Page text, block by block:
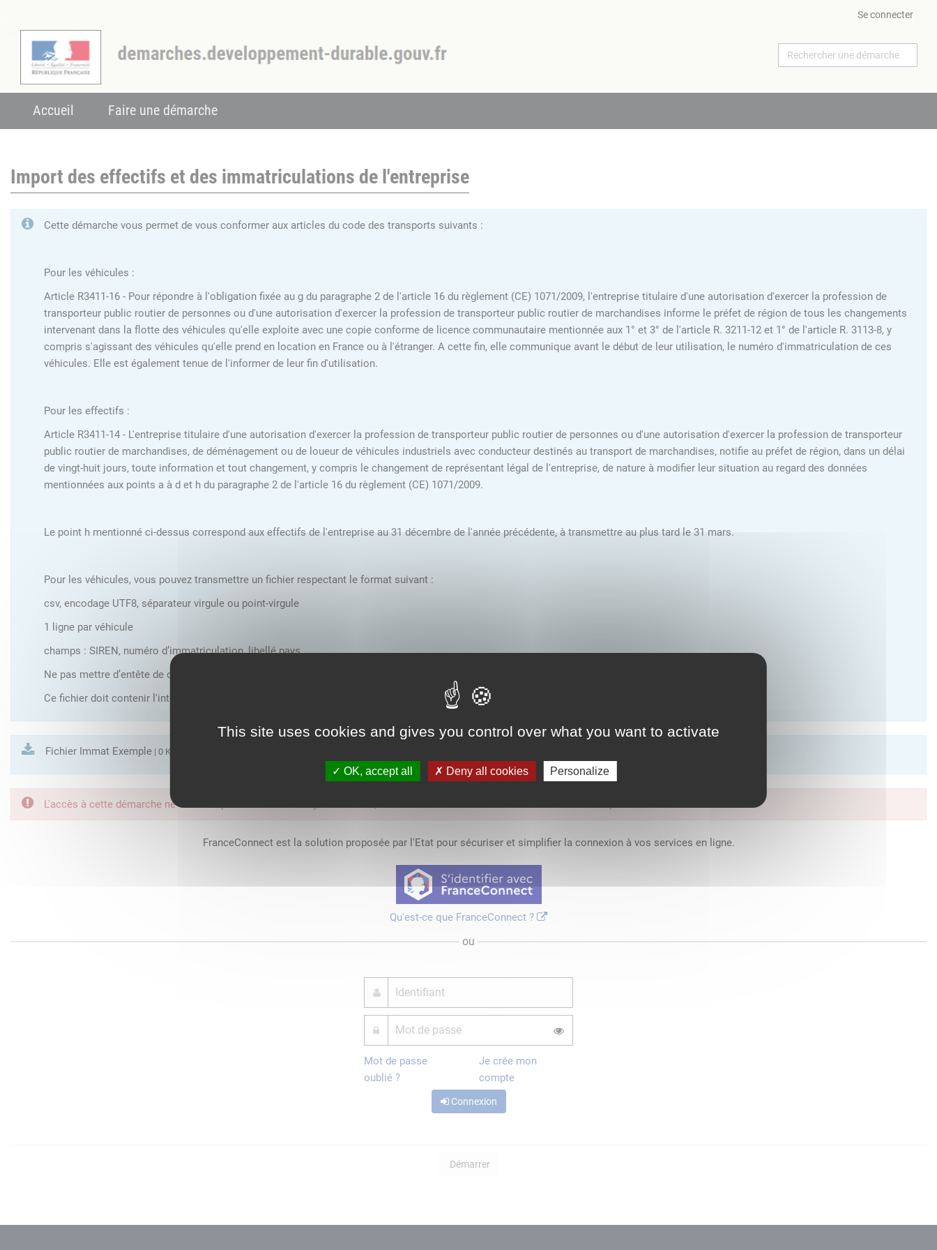
This site uses cookies and gives you control over what you want to activate
OK, accept all Deny all cookies Personalize
Se connecter
Accueil Faire une démarche
Import des effectifs et des immatriculations de l'entreprise
Cette démarche vous permet de vous conformer aux articles du code des transports suivants :
Pour les véhicules :
Article R3411-16 - Pour répondre à l'obligation fixée au g du paragraphe 2 de l'article 16 du règlement (CE) 1071/2009, l'entreprise titulaire d'une autorisation d'exercer la profession de
transporteur public routier de personnes ou d'une autorisation d'exercer la profession de transporteur public routier de marchandises informe le préfet de région de tous les changements
intervenant dans la flotte des véhicules qu'elle exploite avec une copie conforme de licence communautaire mentionnée aux 1° et 3° de l'article R. 3211-12 et 1° de l'article R. 3113-8, y
compris s'agissant des véhicules qu'elle prend en location en France ou à l'étranger. A cette fin, elle communique avant le début de leur utilisation, le numéro d'immatriculation de ces
véhicules. Elle est également tenue de l'informer de leur fin d'utilisation.
Pour les effectifs :
Article R3411-14 - L'entreprise titulaire d'une autorisation d'exercer la profession de transporteur public routier de personnes ou d'une autorisation d'exercer la profession de transporteur
public routier de marchandises, de déménagement ou de loueur de véhicules industriels avec conducteur destinés au transport de marchandises, notifie au préfet de région, dans un délai
de vingt-huit jours, toute information et tout changement, y compris le changement de représentant légal de l'entreprise, de nature à modifier leur situation au regard des données
mentionnées aux points a à d et h du paragraphe 2 de l'article 16 du règlement (CE) 1071/2009.
Le point h mentionné ci-dessus correspond aux effectifs de l'entreprise au 31 décembre de l'année précédente, à transmettre au plus tard le 31 mars.
Pour les véhicules, vous pouvez transmettre un fichier respectant le format suivant :
csv, encodage UTF8, séparateur virgule ou point-virgule
1 ligne par véhicule
champs : SIREN, numéro d’immatriculation, libellé pays
Ne pas mettre d’entête de colonne
Ce fichier doit contenir l'intégralité des véhicules exploités par l'entreprise.
Fichier Immat Exemple | 0 Ko
L'accès à cette démarche ne vous est pas autorisé. Afin d'y avoir accès, vous devez
FranceConnect est la solution proposée par l'Etat pour sécuriser et simplifier la connexion à vos services en ligne.
Qu'est-ce que FranceConnect ?
ou
Mot de passe
oublié ?
Je crée mon
compte
Connexion
Démarrer